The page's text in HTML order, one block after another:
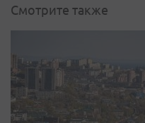
Смотрите также